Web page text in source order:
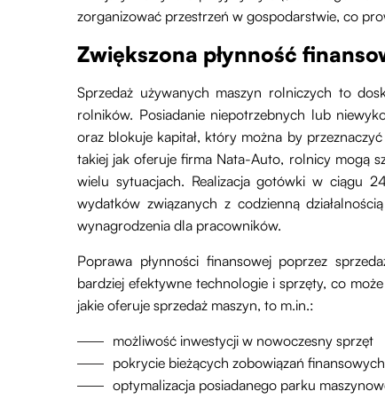
zorganizować przestrzeń w gospodarstwie, co
Zwiększona płynność
Sprzedaż używanych maszyn rolniczych to
rolników. Posiadanie niepotrzebnych lub
oraz blokuje kapitał, który można by
takiej jak oferuje firma Nata-Auto, rolnicy mogą
wielu sytuacjach. Realizacja gotówki w ciągu
wydatków związanych z codzienną
wynagrodzenia dla pracowników.
Poprawa płynności finansowej poprzez
bardziej efektywne technologie i sprzęty, co
jakie oferuje sprzedaż maszyn, to m.in.:
możliwość inwestycji w nowoczesny sprzęt
pokrycie bieżących zobowiązań finansowych
optymalizacja posiadanego parku